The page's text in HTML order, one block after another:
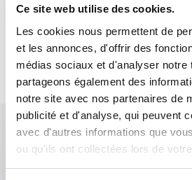
Ce site web utilise des cookies.
Les cookies nous permettent de
et les annonces, d'offrir des
médias sociaux et d'analyser notre
partageons également des
notre site avec nos partenaires de
publicité et d'analyse, qui peuvent
avec d'autres informations que
ou qu'ils ont collectées lors de
services.
Sélectionner la quantité
Caractéristiques clés